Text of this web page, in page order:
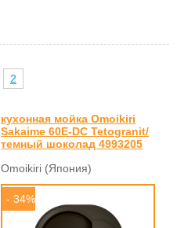
2
кухонная мойка Omoikiri
Sakaime 60E-DC Tetogranit/
темный шоколад 4993205
Omoikiri (Япония)
- 34%